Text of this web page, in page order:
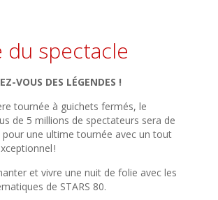
du spectacle
VOUS DES LÉGENDES !
tournée à guichets fermés, le
de 5 millions de spectateurs sera de
une ultime tournée avec un tout
!
et vivre une nuit de folie avec les
de STARS 80.